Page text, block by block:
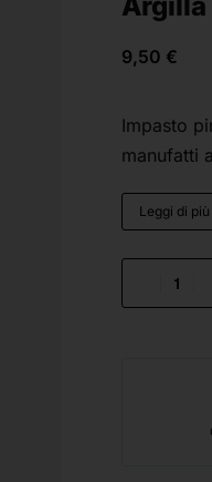
9,50 €
Impasto
manufatti
Leggi di più